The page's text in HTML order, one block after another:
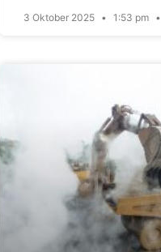
3 Oktober 2025 1:53 pm